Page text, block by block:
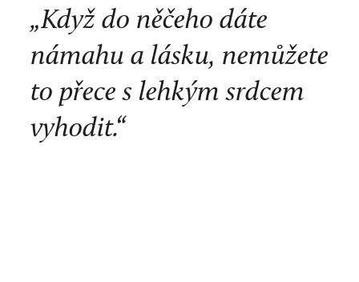
„Když do něčeho dáte
námahu a lásku, nemůžete
to přece s lehkým srdcem
vyhodit.“